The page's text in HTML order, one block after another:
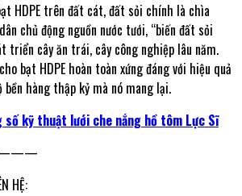
HDPE trên đất cát, đất sỏi chính là chìa
chủ động nguồn nước tưới, “biến đất sỏi
triển cây ăn trái, cây công nghiệp lâu năm.
bạt HDPE hoàn toàn xứng đáng với hiệu quả
bền hàng thập kỷ mà nó mang lại.
số kỹ thuật lưới che nắng hồ tôm Lực Sĩ
HỆ: